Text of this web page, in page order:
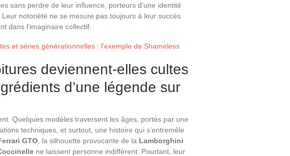
sans perdre de leur influence, porteurs d’une identité
notoriété ne se mesure pas toujours à leur succès
dans l’imaginaire collectif.
et séries générationnelles : l'exemple de Shameless
deviennent-elles cultes
d’une légende sur
Quelques modèles traversent les âges, portés par une
techniques, et surtout, une histoire qui s’entremêle
GTO , la silhouette provocante de la Lamborghini
ne laissent personne indifférent. Pourtant, leur